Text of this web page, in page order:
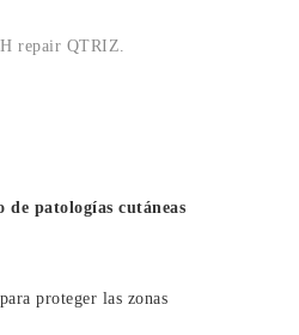
repair QTRIZ.
patologías cutáneas
para proteger las zonas